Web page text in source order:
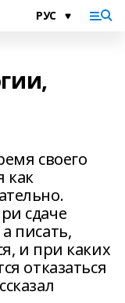
своего
как
сдаче
писать,
и при каких
отказаться